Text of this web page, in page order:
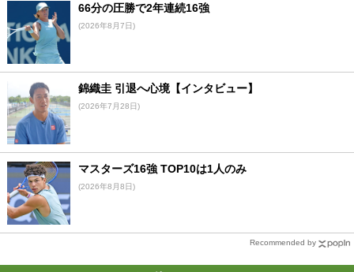
66分の圧勝で2年連続16強
(2026年8月7日)
錦織圭 引退へ心境【インタビュー】
(2026年7月28日)
マスターズ16強 TOP10は1人のみ
(2026年8月8日)
Recommended by